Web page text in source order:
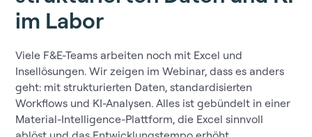
im Labor
Viele F&E-Teams arbeiten noch mit Excel und
Insellösungen. Wir zeigen im Webinar, dass es anders
geht: mit strukturierten Daten, standardisierten
Workflows und KI-Analysen. Alles ist gebündelt in einer
Material-Intelligence-Plattform, die Excel sinnvoll